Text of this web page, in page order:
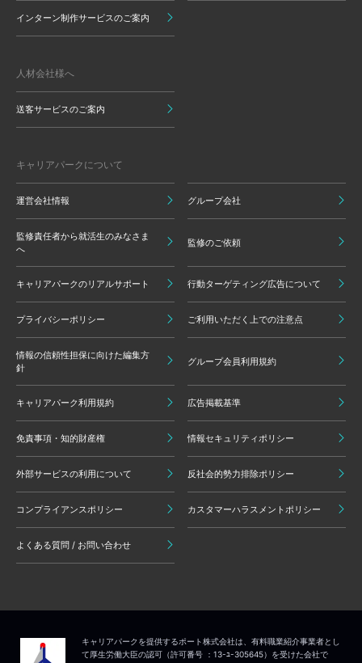
インターン制作サービスのご案内
人材会社様へ
送客サービスのご案内
キャリアパークについて
運営会社情報 グループ会社
監修責任者から就活生のみなさま
へ
監修のご依頼
キャリアパークのリアルサポート 行動ターゲティング広告について
プライバシーポリシー ご利用いただく上での注意点
情報の信頼性担保に向けた編集方
針
グループ会員利用規約
キャリアパーク利用規約 広告掲載基準
免責事項・知的財産権 情報セキュリティポリシー
外部サービスの利用について 反社会的勢力排除ポリシー
コンプライアンスポリシー カスタマーハラスメントポリシー
よくある質問 / お問い合わせ